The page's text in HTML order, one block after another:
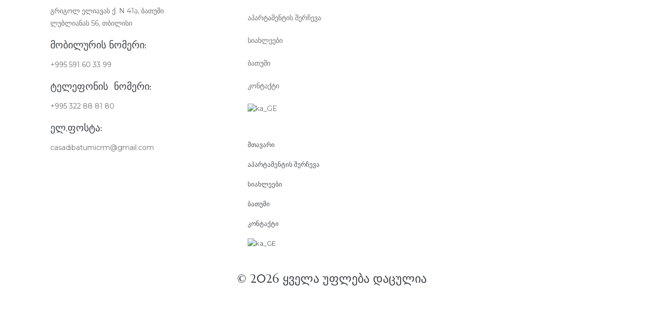
გრიგოლ ელიავას ქ. N 41ა, ბათუმი
ლუბლიანას 56, თბილისი
ᲛᲝᲑᲘᲚᲣᲠᲘᲡ ᲜᲝᲛᲔᲠᲘ:
+995 591 60 33 99
ᲢᲔᲚᲔᲤᲝᲜᲘᲡ ᲜᲝᲛᲔᲠᲘ:
+995 322 88 81 80
ᲔᲚ.ᲤᲝᲡᲢᲐ:
casadibatumicrm@gmail.com
აპარტამენტის შერჩევა
სიახლეები
ბათუმი
კონტაქტი
მთავარი
აპარტამენტის შერჩევა
სიახლეები
ბათუმი
კონტაქტი
© 2026 ᲧᲕᲔᲚᲐ ᲣᲤᲚᲔᲑᲐ ᲓᲐᲪᲣᲚᲘᲐ